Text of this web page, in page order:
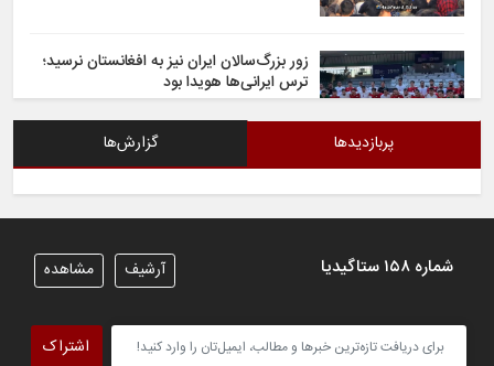
زور بزرگ‌سالان ایران نیز به افغانستان نرسید؛
ترس ایرانی‌ها هویدا بود
پیروزی قاطع در برابر تاجیکستان محکم
برداشت
پربازدیدها گزارش‌ها
شماره ۱۵۸ ستاگیدیا مشاهده آرشیف
اشتراک